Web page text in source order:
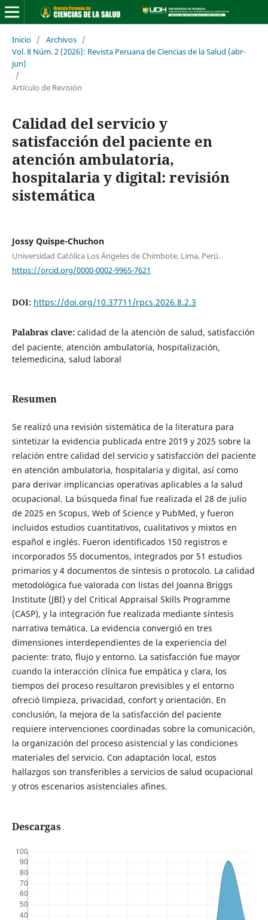
Inicio / Archivos /
Vol. 8 Núm. 2 (2026): Revista Peruana de Ciencias de la Salud (abr-
jun)
/
Artículo de Revisión
Calidad del servicio y
satisfacción del paciente en
atención ambulatoria,
hospitalaria y digital: revisión
sistemática
Jossy Quispe-Chuchon
Universidad Católica Los Ángeles de Chimbote, Lima, Perú.
https://orcid.org/0000-0002-9965-7621
DOI: https://doi.org/10.37711/rpcs.2026.8.2.3
Palabras clave: calidad de la atención de salud, satisfacción
del paciente, atención ambulatoria, hospitalización,
telemedicina, salud laboral
Resumen
Se realizó una revisión sistemática de la literatura para
sintetizar la evidencia publicada entre 2019 y 2025 sobre la
relación entre calidad del servicio y satisfacción del paciente
en atención ambulatoria, hospitalaria y digital, así como
para derivar implicancias operativas aplicables a la salud
ocupacional. La búsqueda final fue realizada el 28 de julio
de 2025 en Scopus, Web of Science y PubMed, y fueron
incluidos estudios cuantitativos, cualitativos y mixtos en
español e inglés. Fueron identificados 150 registros e
incorporados 55 documentos, integrados por 51 estudios
primarios y 4 documentos de síntesis o protocolo. La calidad
metodológica fue valorada con listas del Joanna Briggs
Institute (JBI) y del Critical Appraisal Skills Programme
(CASP), y la integración fue realizada mediante síntesis
narrativa temática. La evidencia convergió en tres
dimensiones interdependientes de la experiencia del
paciente: trato, flujo y entorno. La satisfacción fue mayor
cuando la interacción clínica fue empática y clara, los
tiempos del proceso resultaron previsibles y el entorno
ofreció limpieza, privacidad, confort y orientación. En
conclusión, la mejora de la satisfacción del paciente
requiere intervenciones coordinadas sobre la comunicación,
la organización del proceso asistencial y las condiciones
materiales del servicio. Con adaptación local, estos
hallazgos son transferibles a servicios de salud ocupacional
y otros escenarios asistenciales afines.
Descargas